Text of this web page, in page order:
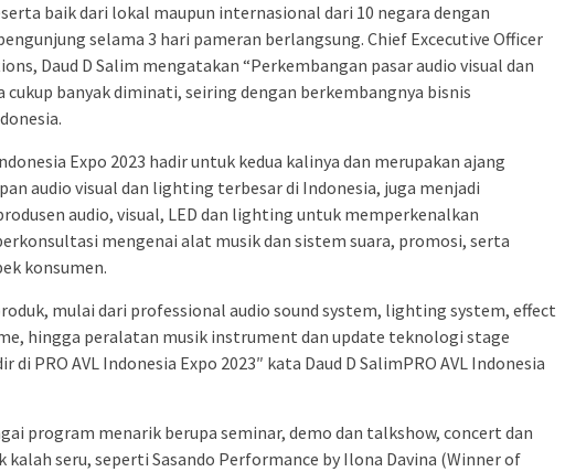
baik dari lokal maupun internasional dari 10 negara dengan
selama 3 hari pameran berlangsung. Chief Excecutive Officer
Daud D Salim mengatakan “Perkembangan pasar audio visual dan
banyak diminati, seiring dengan berkembangnya bisnis
Expo 2023 hadir untuk kedua kalinya dan merupakan ajang
audio visual dan lighting terbesar di Indonesia, juga menjadi
audio, visual, LED dan lighting untuk memperkenalkan
mengenai alat musik dan sistem suara, promosi, serta
konsumen.
mulai dari professional audio sound system, lighting system, effect
hingga peralatan musik instrument dan update teknologi stage
PRO AVL Indonesia Expo 2023″ kata Daud D SalimPRO AVL Indonesia
program menarik berupa seminar, demo dan talkshow, concert dan
kalah seru, seperti Sasando Performance by Ilona Davina (Winner of